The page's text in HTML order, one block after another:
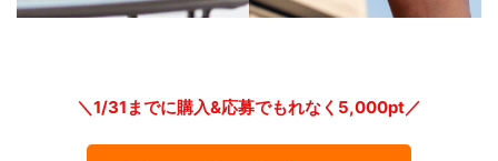
＼1/31までに購入&応募でもれなく5,000pt／